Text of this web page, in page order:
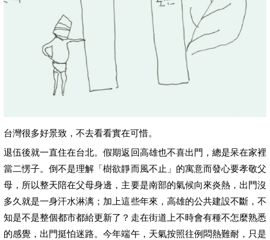
台灣很多好景致，不去看看實在可惜。
退伍後就一直住在台北。假期返回高雄也不喜出門，總是呆在家裡
當二愣子。倒不是理解「樹欲靜而風不止」的寓意而發心要孝敬父
母，所以整天陪在父母身邊，主要是南部的氣候向來炎熱，出門沒
多久就是一身汗水淋漓；加上這些年來，高雄的公共建設不斷，不
知是不是整個都市都給更新了？走在街道上不時會有種不怎麼熟悉
的感覺，出門挺怕迷路。今年端午，天氣按照往例悶熱難耐，只是